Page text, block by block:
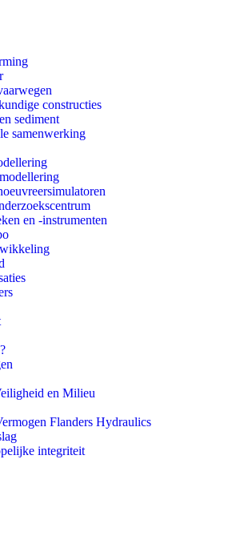
constructies
sediment
samenwerking
en -instrumenten
en Milieu
Flanders Hydraulics
integriteit